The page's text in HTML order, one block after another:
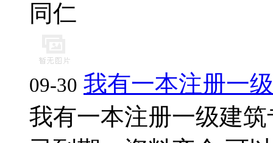
同仁
09-30 我有一本注册一
我有一本注册一级建